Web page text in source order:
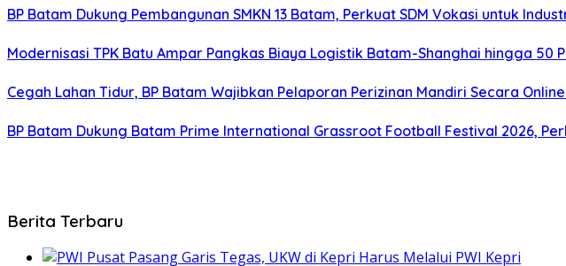
BP Batam Dukung Pembangunan SMKN 13 Batam, Perkuat SDM Vokasi untuk
Modernisasi TPK Batu Ampar Pangkas Biaya Logistik Batam-Shanghai hingga 50
Cegah Lahan Tidur, BP Batam Wajibkan Pelaporan Perizinan Mandiri Secara Online
BP Batam Dukung Batam Prime International Grassroot Football Festival 2026,
Berita Terbaru